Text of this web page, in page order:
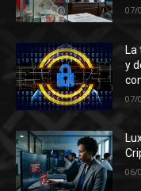
07/
La
y
07/
06/